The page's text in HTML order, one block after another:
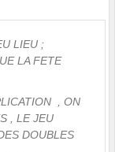
LIEU ;
LA FETE
, ON
, LE JEU
DOUBLES